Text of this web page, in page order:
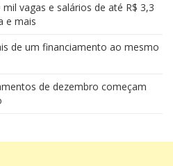
vagas e salários de até R$ 3,3
e mais
de um financiamento ao mesmo
de dezembro começam